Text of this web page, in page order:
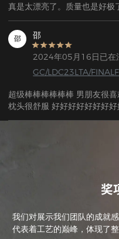
真是太漂亮了。质量也是好极
邵 邵
2024年05月16日已在
GC/LDC23LTA/
超级棒棒棒棒棒棒 男朋友很
枕头很舒服 好好好好好好好
奖
我们对展示我们团队的成就
代表着工艺的巅峰，体现了